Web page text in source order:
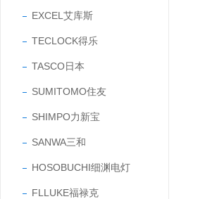
EXCEL艾库斯
TECLOCK得乐
TASCO日本
SUMITOMO住友
SHIMPO力新宝
SANWA三和
HOSOBUCHI细渊电灯
FLLUKE福禄克